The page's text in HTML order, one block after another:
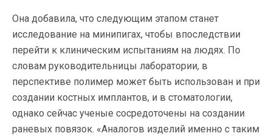
Она добавила, что следующим этапом станет
исследование на минипигах, чтобы впоследствии
перейти к клиническим испытаниям на людях. По
словам руководительницы лаборатории, в
перспективе полимер может быть использован и при
создании костных имплантов, и в стоматологии,
однако сейчас ученые сосредоточены на создании
раневых повязок. «Аналогов изделий именно с таким